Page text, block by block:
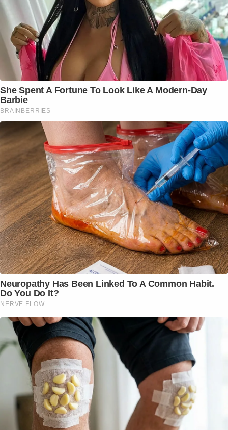
She Spent A Fortune To Look Like A Modern-Day
Barbie
BRAINBERRIES
Neuropathy Has Been Linked To A Common Habit.
Do You Do It?
NERVE FLOW